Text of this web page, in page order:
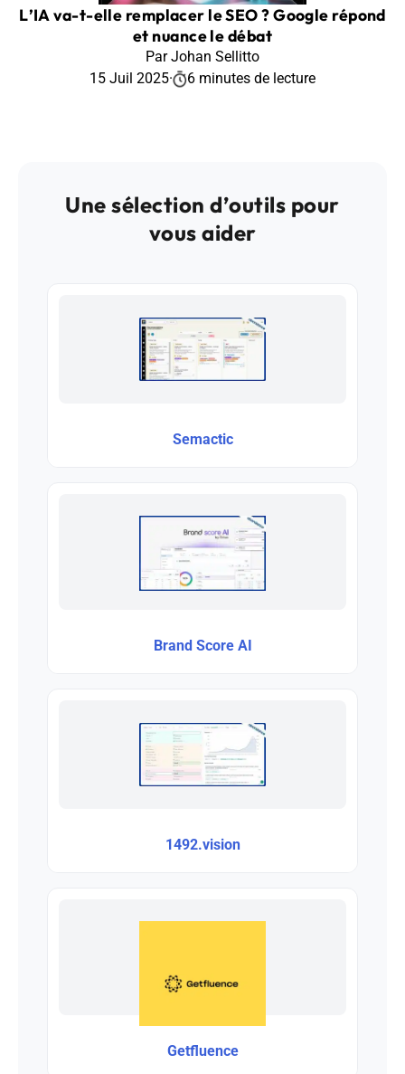
L’IA va-t-elle remplacer le SEO ? Google répond
et nuance le débat
Par Johan Sellitto
15 Juil 2025· 6 minutes de lecture
Une sélection d’outils pour
vous aider
Semactic
Brand Score AI
1492.vision
Getfluence